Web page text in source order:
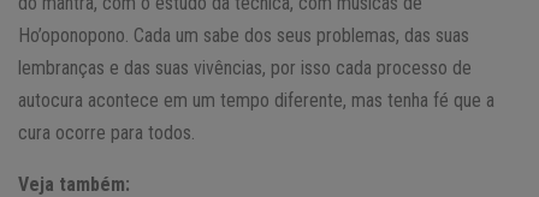
Ho’oponopono. Cada um sabe dos seus problemas, das suas
lembranças e das suas vivências, por isso cada processo de
autocura acontece em um tempo diferente, mas tenha fé que a
cura ocorre para todos.
Veja também: